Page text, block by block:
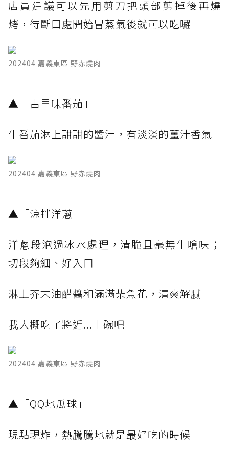
店員建議可以先用剪刀把頭部剪掉後再燒
烤，待斷口處開始冒蒸氣後就可以吃囉
202404 嘉義東區 野赤燒肉
​▲「古早味番茄」
牛番茄淋上甜甜的醬汁，有淡淡的薑汁香氣
202404 嘉義東區 野赤燒肉
​▲「涼拌洋蔥」
洋蔥段泡過冰水處理，清脆且毫無生嗆味；
切段夠細、好入口
淋上芥末油醋醬和滿滿柴魚花，清爽解膩
我大概吃了將近...十碗吧
202404 嘉義東區 野赤燒肉
​▲「QQ地瓜球」
現點現炸，熱騰騰地就是最好吃的時候